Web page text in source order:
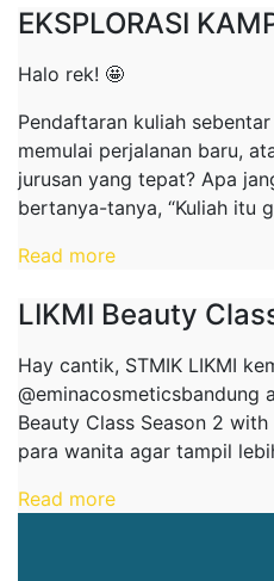
EKSPLORASI
Halo rek! 🤩
Pendaftaran kuliah
memulai perjalanan baru,
jurusan yang tepat? Apa
bertanya-tanya, “Kuliah itu
Read more
LIKMI Beauty
Hay cantik, STMIK LIKMI
@eminacosmeticsbandung
Beauty Class Season 2
para wanita agar tampil
Read more